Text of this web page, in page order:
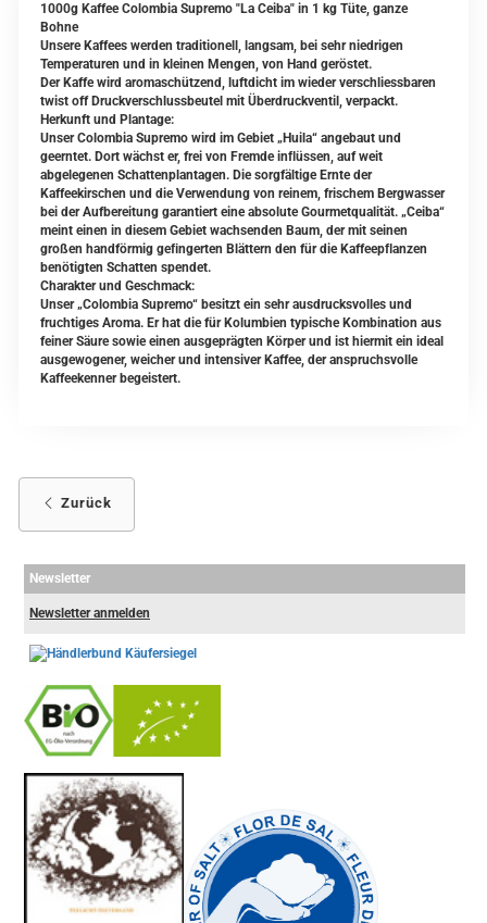
1000g Kaffee Colombia Supremo "La Ceiba" in 1 kg Tüte, ganze
Bohne
Unsere Kaffees werden traditionell, langsam, bei sehr niedrigen
Temperaturen und in kleinen Mengen, von Hand geröstet.
Der Kaffe wird aromaschützend, luftdicht im wieder verschliessbaren
twist off Druckverschlussbeutel mit Überdruckventil, verpackt.
Herkunft und Plantage:
Unser Colombia Supremo wird im Gebiet „Huila“ angebaut und
geerntet. Dort wächst er, frei von Fremde inﬂüssen, auf weit
abgelegenen Schattenplantagen. Die sorgfältige Ernte der
Kaffeekirschen und die Verwendung von reinem, frischem Bergwasser
bei der Aufbereitung garantiert eine absolute Gourmetqualität. „Ceiba“
meint einen in diesem Gebiet wachsenden Baum, der mit seinen
großen handförmig geﬁngerten Blättern den für die Kaffeepﬂanzen
benötigten Schatten spendet.
Charakter und Geschmack:
Unser „Colombia Supremo“ besitzt ein sehr ausdrucksvolles und
fruchtiges Aroma. Er hat die für Kolumbien typische Kombination aus
feiner Säure sowie einen ausgeprägten Körper und ist hiermit ein ideal
ausgewogener, weicher und intensiver Kaffee, der anspruchsvolle
Kaffeekenner begeistert.
Zurück
Newsletter
Newsletter anmelden